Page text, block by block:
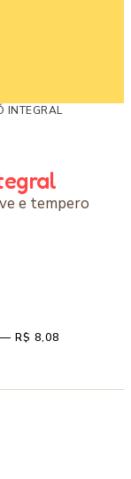
INTEGRAL
e tempero
— R$ 8,08